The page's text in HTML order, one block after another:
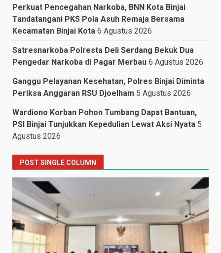
Perkuat Pencegahan Narkoba, BNN Kota Binjai
Tandatangani PKS Pola Asuh Remaja Bersama
Kecamatan Binjai Kota 6 Agustus 2026
Satresnarkoba Polresta Deli Serdang Bekuk Dua
Pengedar Narkoba di Pagar Merbau 6 Agustus 2026
Ganggu Pelayanan Kesehatan, Polres Binjai Diminta
Periksa Anggaran RSU Djoelham 5 Agustus 2026
Wardiono Korban Pohon Tumbang Dapat Bantuan,
PSI Binjai Tunjukkan Kepedulian Lewat Aksi Nyata 5
Agustus 2026
POST SINGLE COLUMN